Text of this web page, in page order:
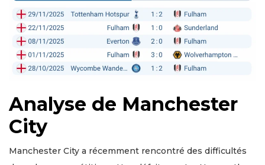
Analyse de Manchester
City
Manchester City a récemment rencontré des difficultés